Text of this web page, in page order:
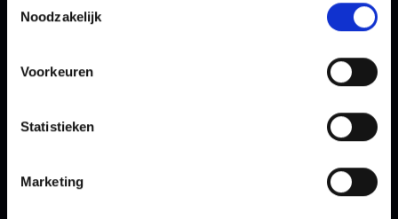
Noodzakelijk
Voorkeuren
Statistieken
Marketing
gegevens mogelijk gebruikt voor commerciële
hiervoor afmelden via de link in de e-mail. Lees voor
meer informatie ons
Opt-in